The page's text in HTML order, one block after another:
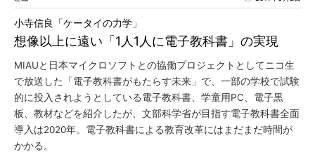
想像以上に遠い「1人1人に電子教科書」の実現
小寺信良「ケータイの力学」
MIAUと日本マイクロソフトとの協働プロジェクトとしてニコ生
で放送した「電子教科書がもたらす未来」で、一部の学校で試験
的に投入されようとしている電子教科書、学童用PC、電子黒
板、教材などを紹介したが、文部科学省が目指す電子教科書全面
導入は2020年。電子教科書による教育改革にはまだまだ時間が
かかる。